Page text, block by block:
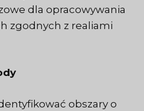
dla opracowywania
zgodnych z realiami
obszary o